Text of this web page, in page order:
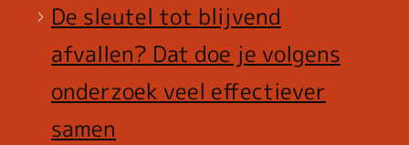
De sleutel tot blijvend
afvallen? Dat doe je volgens
onderzoek veel effectiever
samen